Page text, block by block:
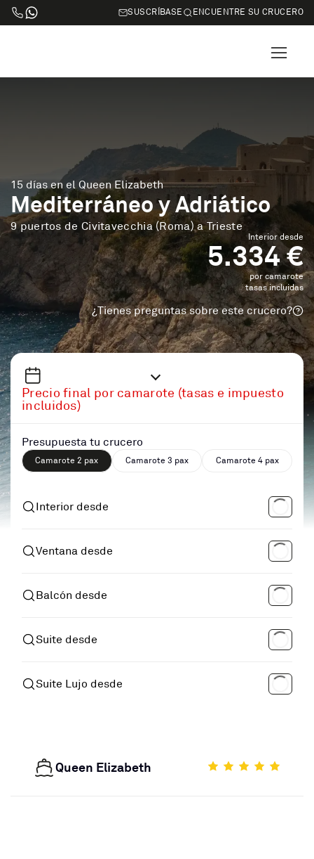
SUSCRÍBASE ENCUENTRE SU CRUCERO
15 días en el Queen Elizabeth
Mediterráneo y Adriático
9 puertos de Civitavecchia (Roma) a Trieste
Interior desde
5.334 €
por camarote
tasas incluidas
¿Tienes preguntas sobre este crucero?
Precio final por camarote (tasas e impuesto
incluidos)
Presupuesta tu crucero
Camarote 2 pax Camarote 3 pax Camarote 4 pax
Interior desde
Ventana desde
Balcón desde
Suite desde
Suite Lujo desde
Queen Elizabeth